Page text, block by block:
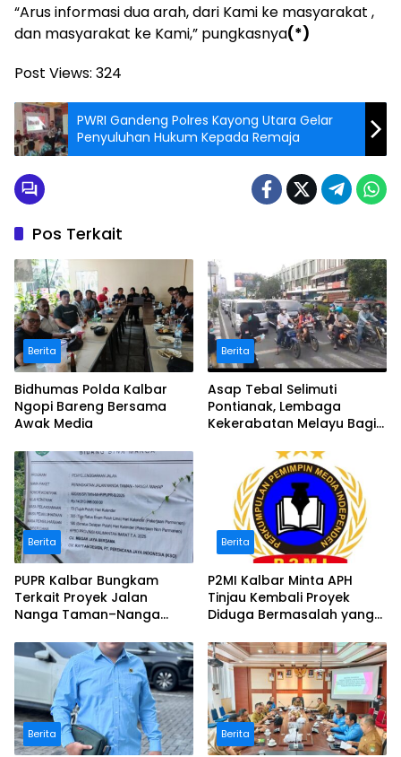
“Arus informasi dua arah, dari Kami ke masyarakat ,
dan masyarakat ke Kami,” pungkasnya(*)
Post Views: 324
PWRI Gandeng Polres Kayong Utara Gelar
Penyuluhan Hukum Kepada Remaja
Pos Terkait
Berita
Bidhumas Polda Kalbar
Ngopi Bareng Bersama
Awak Media
Berita
Asap Tebal Selimuti
Pontianak, Lembaga
Kekerabatan Melayu Bagi
Berita
PUPR Kalbar Bungkam
Terkait Proyek Jalan
Nanga Taman–Nanga
Bermasalah
Berita
P2MI Kalbar Minta APH
Tinjau Kembali Proyek
Diduga Bermasalah yang
Berita Berita